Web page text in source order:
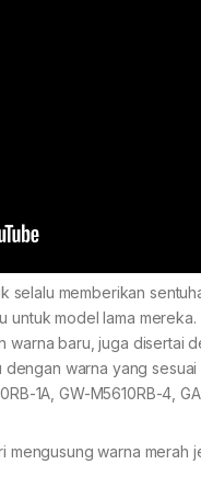
selalu memberikan
untuk model lama
warna baru, juga disertai
warna yang
1A, GW-M5610RB-4,
mengusung warna